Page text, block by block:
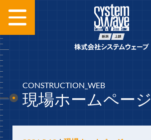
CONSTRUCTION_WEB
現場ホームページ